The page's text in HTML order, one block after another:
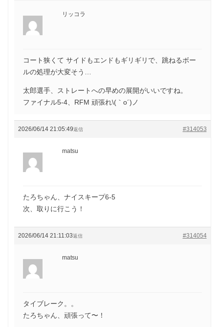
リッコラ
コート狭くて サイドもエンドもギリギリで、跳ねるボー
ルの処理が大変そう…
太郎選手、ストレートへの早めの展開がいいですね。
ファイナル5-4、RFM 頑張れ\(｀o´)ノ
2026/06/14 21:05:49 #314053
返信
matsu
たろちゃん、ナイスキープ6-5
次、取りに行こう！
2026/06/14 21:11:03 #314054
返信
matsu
タイブレーク。。
たろちゃん、頑張って〜！